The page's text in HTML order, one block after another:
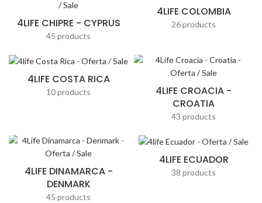
4LIFE CHIPRE - CYPRUS
45 products
4LIFE COLOMBIA
26 products
4LIFE COSTA RICA
10 products
4LIFE CROACIA -
CROATIA
43 products
4LIFE DINAMARCA -
DENMARK
45 products
4LIFE ECUADOR
38 products